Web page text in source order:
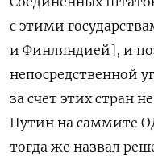
с этими
и Финляндией], и
непосредственной
за счет этих стран
Путин на саммите
тогда же назвал